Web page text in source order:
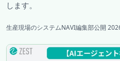
します。
生産現場のシステムNAVI編集部公開